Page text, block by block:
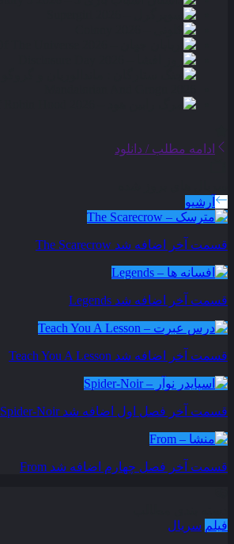
ادامه مطلب / دانلود
آرشیو
قسمت آخر اضافه شد The Scarecrow
قسمت آخر اضافه شد Legends
قسمت آخر اضافه شد Teach You A Lesson
قسمت آخر فصل اول اضافه شد Spider-Noir
قسمت آخر فصل چهارم اضافه شد From
فیلم سریال